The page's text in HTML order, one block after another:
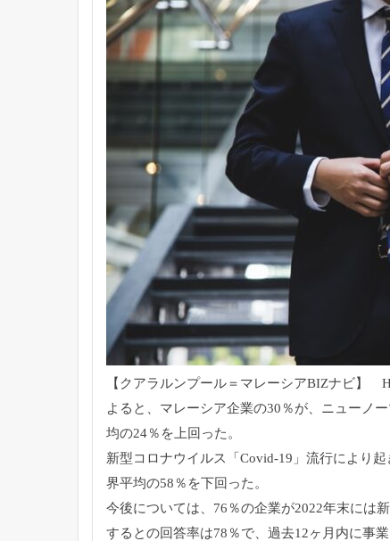
【クアラルンプール＝マレーシアBIZナビ】
よると、マレーシア企業の30％が、ニューノー
均の24％ を上回った。
新型コロナウイルス「Covid-19」 流行により
界平均の58％を下回った。
今後については、76％の企業が2022年末には
するとの回答率は78％で、 過去12ヶ月内に事